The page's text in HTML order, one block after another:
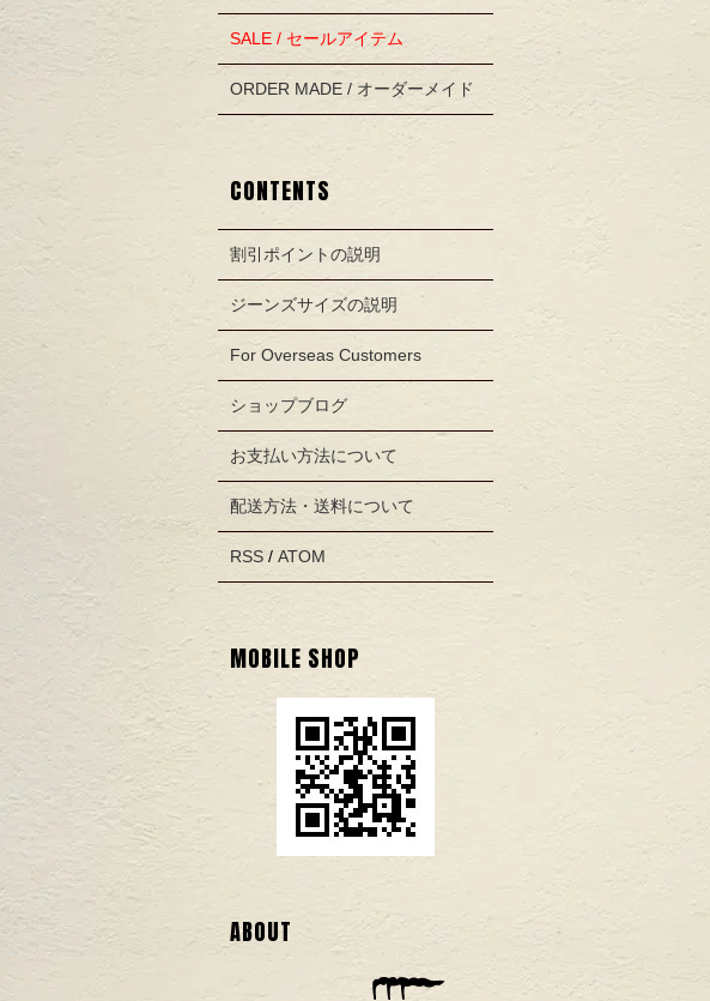
SALE / セールアイテム
ORDER MADE / オーダーメイド
CONTENTS
割引ポイントの説明
ジーンズサイズの説明
For Overseas Customers
ショップブログ
お支払い方法について
配送方法・送料について
RSS / ATOM
MOBILE SHOP
ABOUT